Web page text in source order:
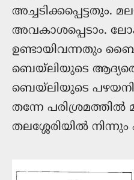
അവകാശപ്പെടാം.
ഉണ്ടായിവന്നതും
ബെയ്‌ലിയുടെ
ബെയ്‌ലിയുടെ
തന്നേ
തലശ്ശേരിയില്‍